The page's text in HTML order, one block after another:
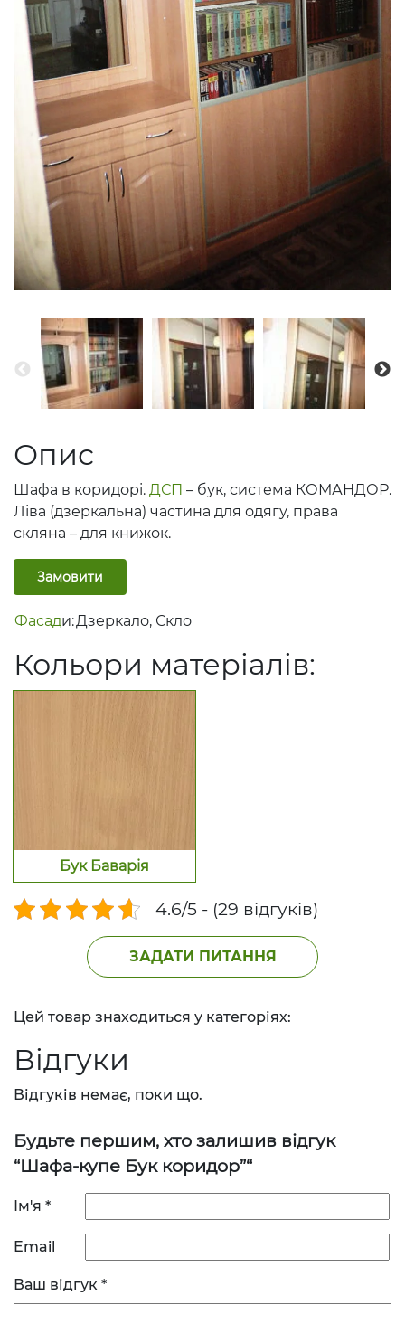
Опис
Шафа в коридорі. ДСП – бук, система КОМАНДОР.
Ліва (дзеркальна) частина для одягу, права
скляна – для книжок.
Замовити
Фасади:Дзеркало, Скло
Кольори матеріалів:
Бук Баварія
4.6/5 - (29 відгуків)
ЗАДАТИ ПИТАННЯ
Цей товар знаходиться у категоріях:
Відгуки
Відгуків немає, поки що.
Будьте першим, хто залишив відгук
“Шафа-купе Бук коридор”“
Ім'я *
Email
Ваш відгук *